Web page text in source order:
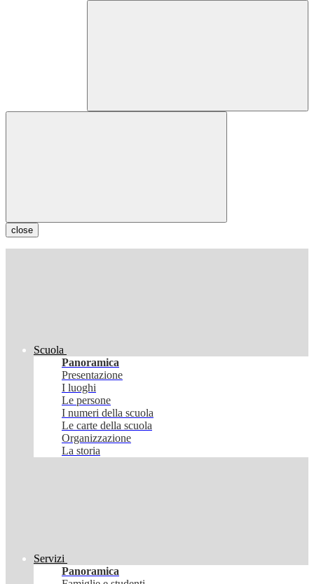
close
Scuola
Panoramica
Presentazione
I luoghi
Le persone
I numeri della scuola
Le carte della scuola
Organizzazione
La storia
Servizi
Panoramica